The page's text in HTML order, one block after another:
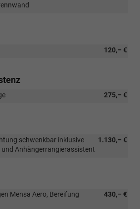
120,– €
275,– €
1.130,– €
schwenkbar inklusive
Anhängerrangierassistent
430,– €
Mensa Aero, Bereifung